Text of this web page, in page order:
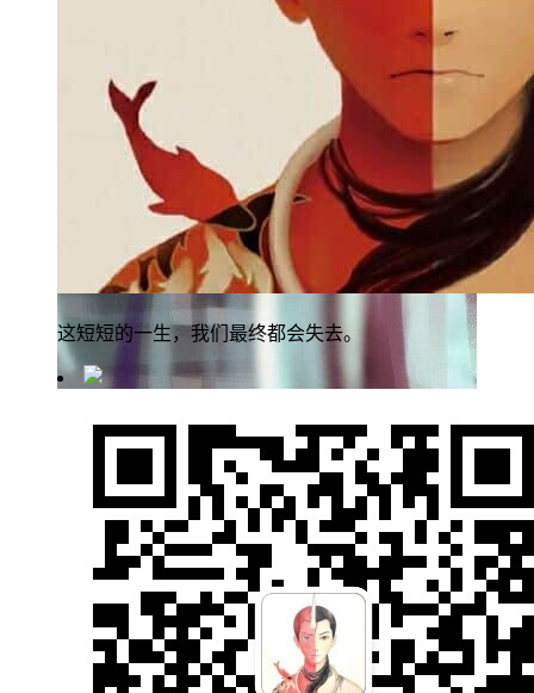
这短短的一生，我们最终都会失去。